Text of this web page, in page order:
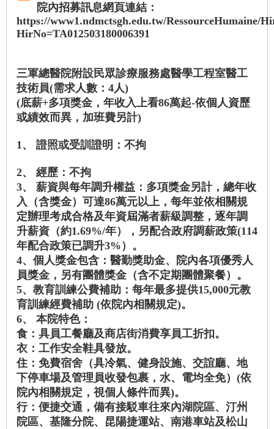
院內招募訊息網頁連結：
https://www1.ndmctsgh.edu.tw/RessourceHumaine/
HirNo=TA012503180006391
三軍總醫院附設民眾診療服務處醫學工程室醫工
技術員(需求人數：4人)
(底薪+多項獎金，年收入上看86萬起-依個人資歷
或績效而異，加班費另計)
1、 證照或受訓證明：不拘
2、 經歷：不拘
3、 薪資與每年調升權益：多項獎金另計，總年收
入（含獎金）可達86萬元以上，每年並依相關規
定辦理考成合格及年資屆滿者薪級調整，逐年調
升薪資（約1.69%/年），另配合政府調薪政策(114
年配合政策已調升3%）。
4、個人獎金包含：醫勤獎助金、院內各項優秀人
員獎金，另有團體獎金（含不定期團體聚餐）。
5、教育訓練公費補助：每年最多提供15,000元教
育訓練經費補助 (依院內相關規定)。
6、 本院特色：
食：具員工餐廳及商店街消費享員工折扣。
衣：工作安全鞋具發放。
住：免費宿舍（具冷氣、健身設施、交誼廳、地
下停車場及管理員收發包裹，水、電均全免）(依
院內相關規定，視個人條件而異)。
行：便捷交通，備有接駁車往來內湖院區、汀州
院區、基隆分院、昆陽捷運站、南港車站及松山